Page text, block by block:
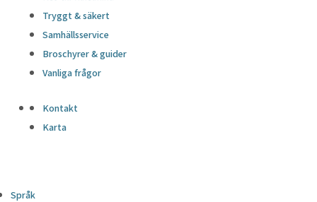
Tryggt & säkert
Samhällsservice
Broschyrer & guider
Vanliga frågor
Kontakt
Karta
Språk